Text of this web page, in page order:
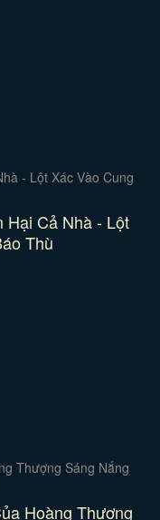
Hại Cả Nhà - Lột
Thù
Hoàng Thượng